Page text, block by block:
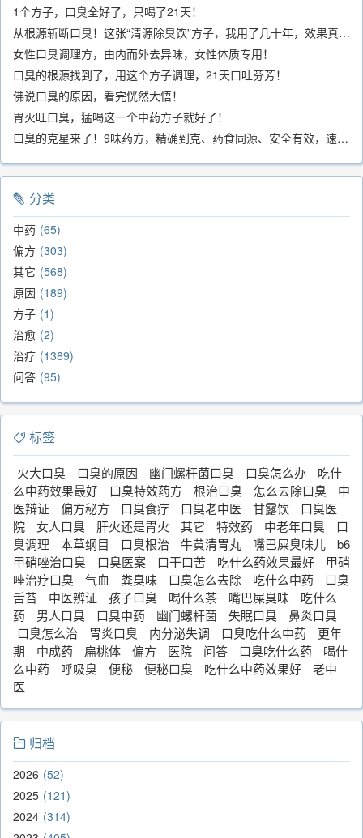
1个方子，口臭全好了，只喝了21天！
从根源斩断口臭！这张“清源除臭饮”方子，我用了几十年，效果真不错
女性口臭调理方，由内而外去异味，女性体质专用！
口臭的根源找到了，用这个方子调理，21天口吐芬芳！
佛说口臭的原因，看完恍然大悟！
胃火旺口臭，猛喝这一个中药方子就好了！
口臭的克星来了！9味药方，精确到克、药食同源、安全有效，速看！
分类
中药 65
偏方 303
其它 568
原因 189
方子 1
治愈 2
治疗 1389
问答 95
标签
火大口臭 口臭的原因 幽门螺杆菌口臭 口臭怎么办
吃什
么中药效果最好
口臭特效药方 根治口臭 怎么去除口臭
中
医辩证
偏方秘方 口臭食疗 口臭老中医 甘露饮
口臭医
院
女人口臭 肝火还是胃火 其它 特效药 中老年口臭
口
臭调理
本草纲目 口臭根治 牛黄清胃丸 嘴巴屎臭味儿
b6
甲硝唑治口臭
口臭医案 口干口苦 吃什么药效果最好
甲硝
唑治疗口臭
气血 粪臭味 口臭怎么去除 吃什么中药
口臭
舌苔
中医辨证 孩子口臭 喝什么茶 嘴巴屎臭味
吃什么
药
男人口臭 口臭中药 幽门螺杆菌 失眠口臭
鼻炎口臭
口臭怎么治
胃炎口臭 内分泌失调 口臭吃什么中药
更年
期
中成药 扁桃体 偏方 医院 问答 口臭吃什么药
喝什
么中药
呼吸臭 便秘 便秘口臭 吃什么中药效果好
老中
医
归档
2026 52
2025 121
2024 314